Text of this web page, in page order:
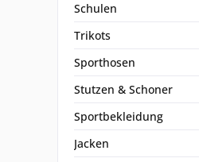
Schulen
Trikots
Sporthosen
Stutzen & Schoner
Sportbekleidung
Jacken